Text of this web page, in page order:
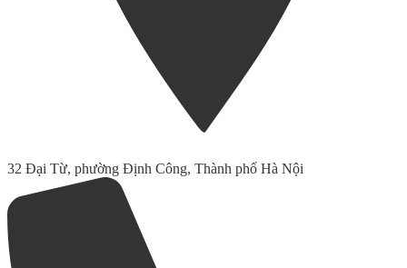
32 Đại Từ, phường Định Công, Thành phố Hà Nội